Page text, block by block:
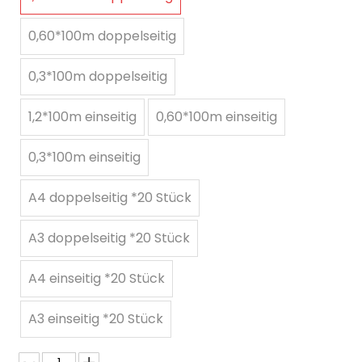
0,60*100m doppelseitig
0,3*100m doppelseitig
1,2*100m einseitig 0,60*100m einseitig
0,3*100m einseitig
A4 doppelseitig *20 Stück
A3 doppelseitig *20 Stück
A4 einseitig *20 Stück
A3 einseitig *20 Stück